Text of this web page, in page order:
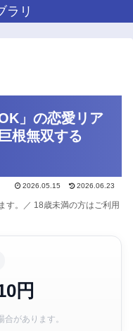
ラリ
」の恋愛リア
根無双する
2026.05.15 2026.06.23
す。／ 18歳未満の方はご利用
円
があります。